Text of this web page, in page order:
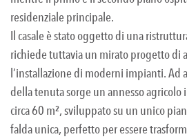
residenziale principale.
Il casale è stato oggetto di una
richiede tuttavia un mirato progetto di
l’installazione di moderni impianti. Ad
della tenuta sorge un annesso
circa 60 m², sviluppato su un unico
falda unica, perfetto per essere